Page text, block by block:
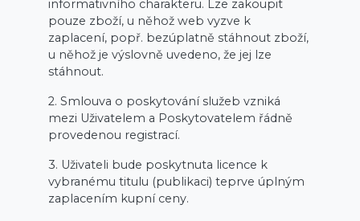
informativního charakteru. Lze zakoupit
pouze zboží, u něhož web vyzve k
zaplacení, popř. bezúplatně stáhnout zboží,
u něhož je výslovně uvedeno, že jej lze
stáhnout.
2. Smlouva o poskytování služeb vzniká
mezi Uživatelem a Poskytovatelem řádně
provedenou registrací.
3. Uživateli bude poskytnuta licence k
vybranému titulu (publikaci) teprve úplným
zaplacením kupní ceny.